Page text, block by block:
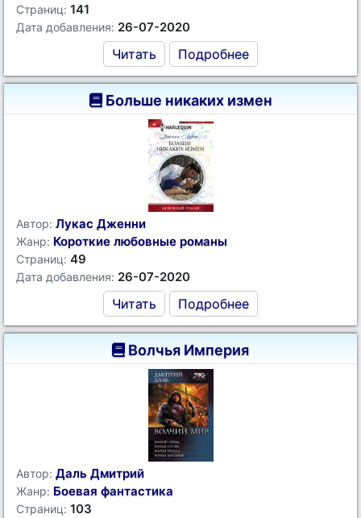
Страниц: 141
Дата добавления: 26-07-2020
Читать Подробнее
Больше никаких измен
Автор: Лукас Дженни
Жанр: Короткие любовные романы
Страниц: 49
Дата добавления: 26-07-2020
Читать Подробнее
Волчья Империя
Автор: Даль Дмитрий
Жанр: Боевая фантастика
Страниц: 103